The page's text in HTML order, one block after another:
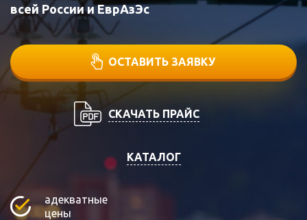
всей России и ЕврАзЭс
ОСТАВИТЬ ЗАЯВКУ
СКАЧАТЬ ПРАЙС
КАТАЛОГ
адекватные
цены